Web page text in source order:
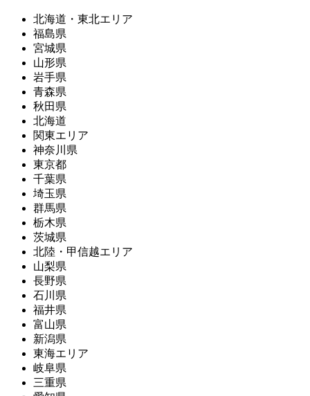
北海道・東北エリア
福島県
宮城県
山形県
岩手県
青森県
秋田県
北海道
関東エリア
神奈川県
東京都
千葉県
埼玉県
群馬県
栃木県
茨城県
北陸・甲信越エリア
山梨県
長野県
石川県
福井県
富山県
新潟県
東海エリア
岐阜県
三重県